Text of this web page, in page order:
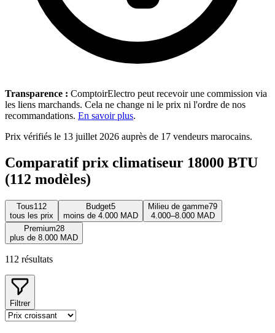
Transparence : ComptoirElectro peut recevoir une commission via
les liens marchands. Cela ne change ni le prix ni l'ordre de nos
recommandations. En savoir plus.
Prix vérifiés le 13 juillet 2026 auprès de 17 vendeurs marocains.
Comparatif prix climatiseur 18000 BTU
(112 modèles)
Tous112
tous les prix
Budget5
moins de 4.000 MAD
Milieu de gamme79
4.000–8.000 MAD
Premium28
plus de 8.000 MAD
112 résultats
Filtrer